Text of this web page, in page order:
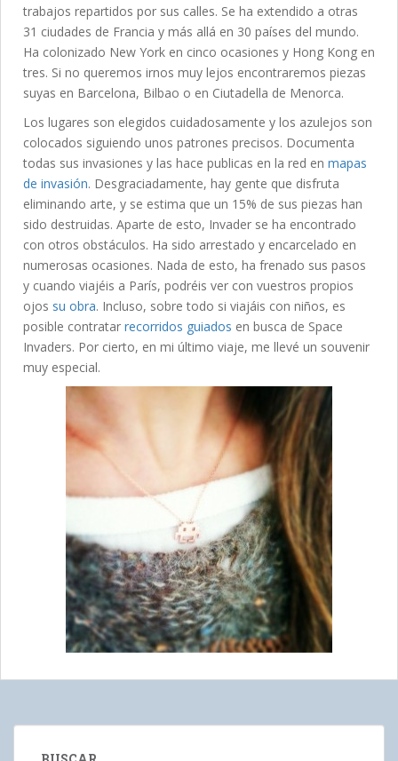
trabajos repartidos por sus calles. Se ha extendido a otras
31 ciudades de Francia y más allá en 30 países del mundo.
Ha colonizado New York en cinco ocasiones y Hong Kong en
tres. Si no queremos irnos muy lejos encontraremos piezas
suyas en Barcelona, Bilbao o en Ciutadella de Menorca.
Los lugares son elegidos cuidadosamente y los azulejos son
colocados siguiendo unos patrones precisos. Documenta
todas sus invasiones y las hace publicas en la red en mapas
de invasión. Desgraciadamente, hay gente que disfruta
eliminando arte, y se estima que un 15% de sus piezas han
sido destruidas. Aparte de esto, Invader se ha encontrado
con otros obstáculos. Ha sido arrestado y encarcelado en
numerosas ocasiones. Nada de esto, ha frenado sus pasos
y cuando viajéis a París, podréis ver con vuestros propios
ojos su obra. Incluso, sobre todo si viajáis con niños, es
posible contratar recorridos guiados en busca de Space
Invaders. Por cierto, en mi último viaje, me llevé un souvenir
muy especial.